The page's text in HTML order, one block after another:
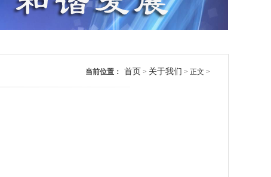
当前位置： 首页 > 关于我们 > 正文 >